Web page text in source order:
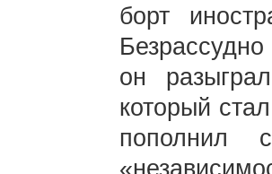
борт
он
который
пополнил